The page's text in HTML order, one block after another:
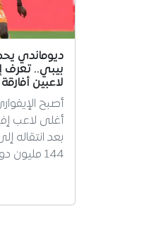
ديوماندي
لاعبين
أصبح
أغلى لاعب
بعد انتقاله
144 مليون دولار، مع وجود…